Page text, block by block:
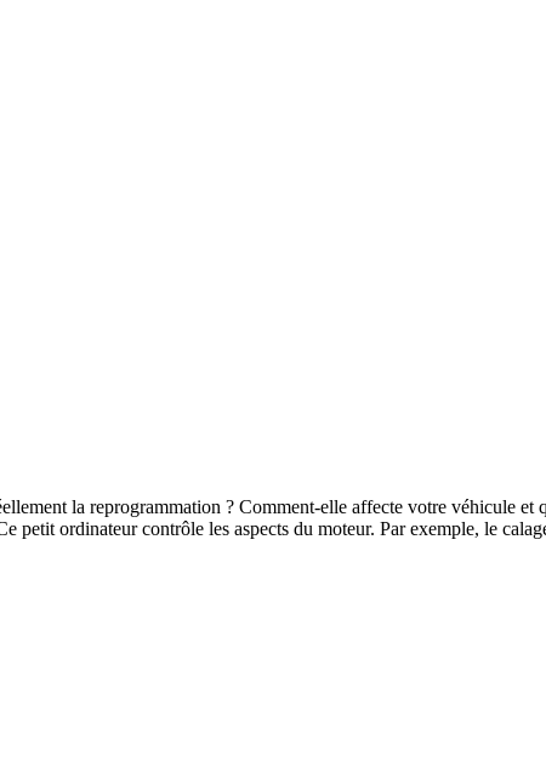
la reprogrammation ? Comment-elle affecte votre véhicule et
petit ordinateur contrôle les aspects du moteur. Par exemple, le